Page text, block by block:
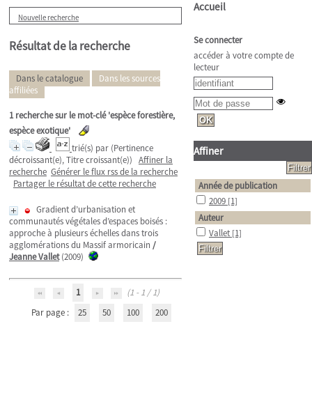
Nouvelle recherche
Résultat de la recherche
Dans le catalogue
Dans les sources
affiliées
1recherche sur le mot-clé'espèce forestière,
espèce exotique'
trié(s) par (Pertinence
décroissant(e), Titre croissant(e)) Affiner la
recherche Générer le flux rss de la recherche
Partager le résultat de cette recherche
Gradient d’urbanisation et
communautés végétales d’espaces boisés :
approche à plusieurs échelles dans trois
agglomérations du Massif armoricain /
Jeanne Vallet(2009)
1
(1 - 1 / 1)
Par page :
25 50 100 200
Accueil
Se connecter
accéder à votre compte de
lecteur
Affiner
Année de publication
2009 [1]
Auteur
Vallet [1]